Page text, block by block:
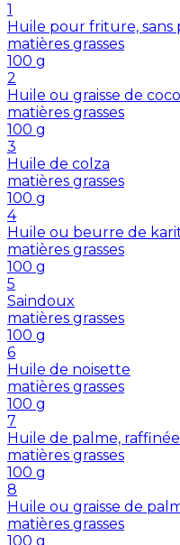
1
Huile pour friture, sans
matières grasses
100 g
2
Huile ou graisse de
matières grasses
100 g
3
Huile de colza
matières grasses
100 g
4
Huile ou beurre de
matières grasses
100 g
5
Saindoux
matières grasses
100 g
6
Huile de noisette
matières grasses
100 g
7
Huile de palme, raffinée
matières grasses
100 g
8
Huile ou graisse de
matières grasses
100 g